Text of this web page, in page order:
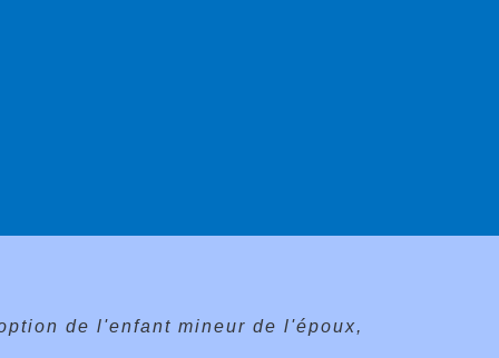
de l'enfant mineur de l'époux,